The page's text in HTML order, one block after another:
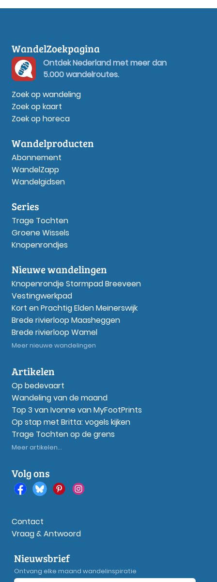
WandelZoekpagina
Ontdek Nederland met meer dan
5.000 wandelroutes.
Zoek op wandeling
Zoek op kaart
Zoek op horeca
Wandelproducten
Abonnement
WandelZapp
Wandelgidsen
Series
Trage Tochten
Groene Wissels
Knopenrondjes
Nieuwe wandelingen
Knopenrondje Stormpad Breeveen
Vestingwerkpad
Kort en Prachtig Elden Meinerswijk
Brede rivierloop Maasheggen
Brede rivierloop Wamel
Meer nieuwe wandelingen
Artikelen
Op bedevaart
Wandeling van de maand
Top 3 van Ivonne van MyFootPrints
Op stap met Britta: vogels kijken
Trage Tochten op de grens
Meer artikelen...
Volg ons
Contact
Vraag & Antwoord
Nieuwsbrief
Ontvang elke maand wandelinspiratie